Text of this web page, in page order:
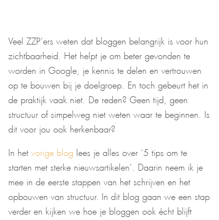
Veel ZZP’ers weten dat bloggen belangrijk is voor hun
zichtbaarheid. Het helpt je om beter gevonden te
worden in Google, je kennis te delen en vertrouwen
op te bouwen bij je doelgroep. En toch gebeurt het in
de praktijk vaak niet. De reden? Geen tijd, geen
structuur of simpelweg niet weten waar te beginnen. Is
dit voor jou ook herkenbaar?
In het vorige blog lees je alles over ‘5 tips om te
starten met sterke nieuwsartikelen’. Daarin neem ik je
mee in de eerste stappen van het schrijven en het
opbouwen van structuur. In dit blog gaan we een stap
verder en kijken we hoe je bloggen ook écht blijft